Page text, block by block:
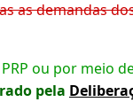
as demandas
ou por meio
pela